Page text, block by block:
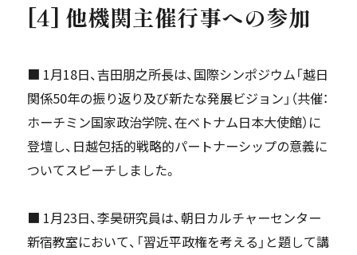
[4] 他機関主催行事への参加
■ 1月18日、吉田朋之所長は、国際シンポジウム「越日
関係50年の振り返り及び新たな発展ビジョン」（共催：
ホーチミン国家政治学院、在ベトナム日本大使館）に
登壇し、日越包括的戦略的パートナーシップの意義に
ついてスピーチしました。
■ 1月23日、李昊研究員は、朝日カルチャーセンター
新宿教室において、「習近平政権を考える」と題して講